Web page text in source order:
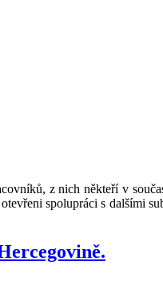
z nich někteří v
spolupráci s dalšími